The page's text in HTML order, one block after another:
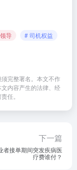
导
# 司机权益
完整署名。本文不作
内容产生的法律、经
任。
下一篇
者接单期间突发疾病医
疗费谁付？